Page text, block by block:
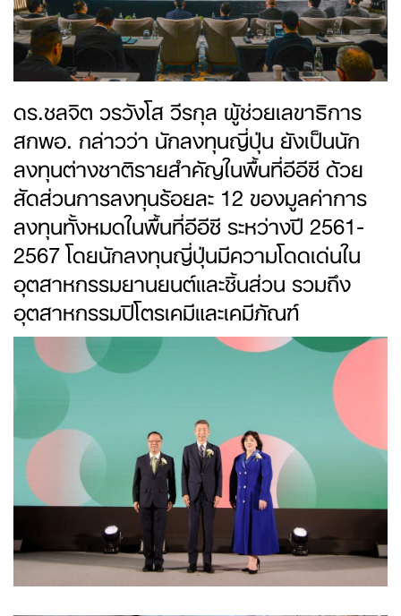
ดร.ชลจิต วรวังโส วีรกุล ผู้ช่วยเลขาธิการ
สกพอ. กล่าวว่า นักลงทุนญี่ปุ่น ยังเป็นนัก
ลงทุนต่างชาติรายสำคัญในพื้นที่อีอีซี ด้วย
สัดส่วนการลงทุนร้อยละ 12 ของมูลค่าการ
ลงทุนทั้งหมดในพื้นที่อีอีซี ระหว่างปี 2561-
2567 โดยนักลงทุนญี่ปุ่นมีความโดดเด่นใน
อุตสาหกรรมยานยนต์และชิ้นส่วน รวมถึง
อุตสาหกรรมปิโตรเคมีและเคมีภัณฑ์